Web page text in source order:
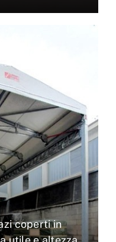
coperti in